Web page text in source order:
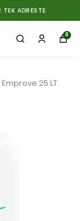
ADRESTE
0
25 LT.